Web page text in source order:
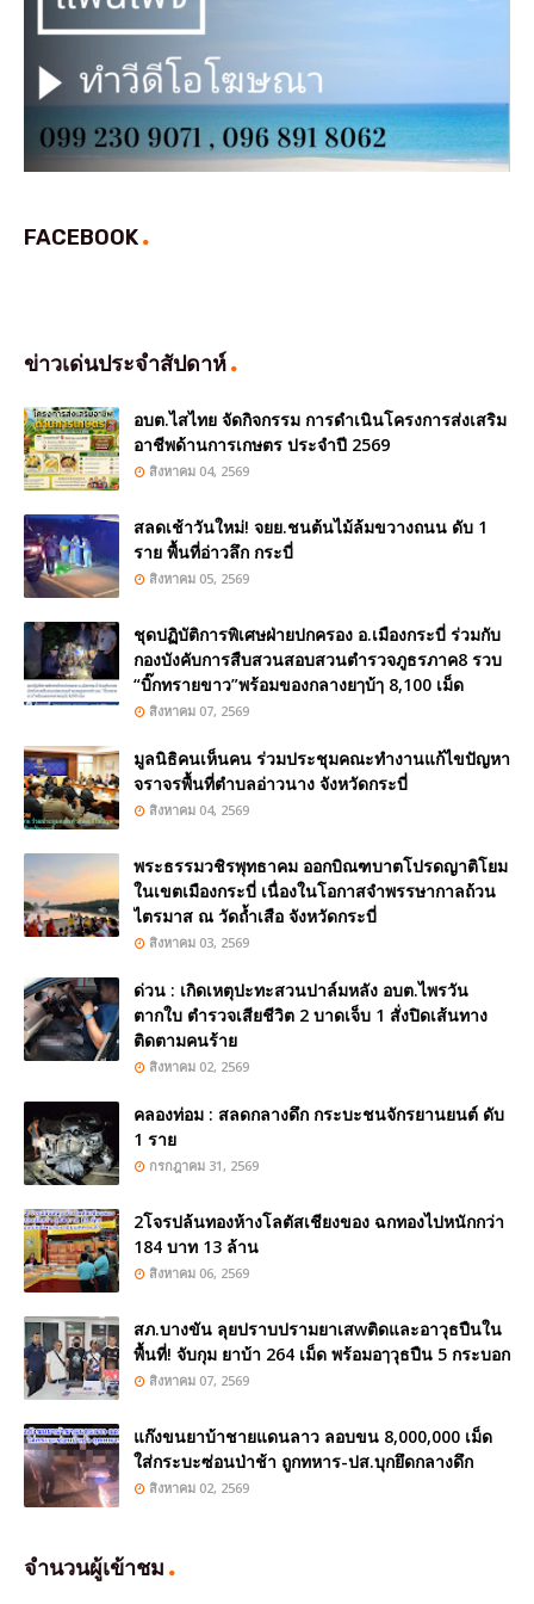
FACEBOOK
ข่าวเด่นประจำสัปดาห์
อบต.ไสไทย จัดกิจกรรม การดำเนินโครงการส่งเสริม
อาชีพด้านการเกษตร ประจำปี 2569
สิงหาคม 04, 2569
สลดเช้าวันใหม่! จยย.ชนต้นไม้ล้มขวางถนน ดับ 1
ราย พื้นที่อ่าวลึก กระบี่
สิงหาคม 05, 2569
ชุดปฏิบัติการพิเศษฝ่ายปกครอง อ.เมืองกระบี่ ร่วมกับ
กองบังคับการสืบสวนสอบสวนตำรวจภูธรภาค8 รวบ
“บิ๊กทรายขาว”พร้อมของกลางยๅบ้ๅ 8,100 เม็ด
สิงหาคม 07, 2569
มูลนิธิคนเห็นคน ร่วมประชุมคณะทำงานแก้ไขปัญหา
จราจรพื้นที่ตำบลอ่าวนาง จังหวัดกระบี่
สิงหาคม 04, 2569
พระธรรมวชิรพุทธาคม ออกบิณฑบาตโปรดญาติโยม
ในเขตเมืองกระบี่ เนื่องในโอกาสจำพรรษากาลถ้วน
ไตรมาส ณ วัดถ้ำเสือ จังหวัดกระบี่
สิงหาคม 03, 2569
ด่วน : เกิดเหตุปะทะสวนปาล์มหลัง อบต.ไพรวัน
ตากใบ ตำรวจเสียชีวิต 2 บาดเจ็บ 1 สั่งปิดเส้นทาง
ติดตามคนร้าย
สิงหาคม 02, 2569
คลองท่อม : สลดกลางดึก กระบะชนจักรยานยนต์ ดับ
1 ราย
กรกฎาคม 31, 2569
2โจรปล้นทองห้างโลตัสเชียงของ ฉกทองไปหนักกว่า
184 บาท 13 ล้าน
สิงหาคม 06, 2569
สภ.บางขัน ลุยปราบปรามยาเสwติดและอาวุธปืนใน
พื้นที่! จับกุม ยาบ้า 264 เม็ด พร้อมอๅวุธปืน 5 กระบอก
สิงหาคม 07, 2569
แก๊งขนยาบ้าชายแดนลาว ลอบขน 8,000,000 เม็ด
ใส่กระบะซ่อนป่าช้า ถูกทหาร-ปส.บุกยึดกลางดึก
สิงหาคม 02, 2569
จำนวนผู้เข้าชม